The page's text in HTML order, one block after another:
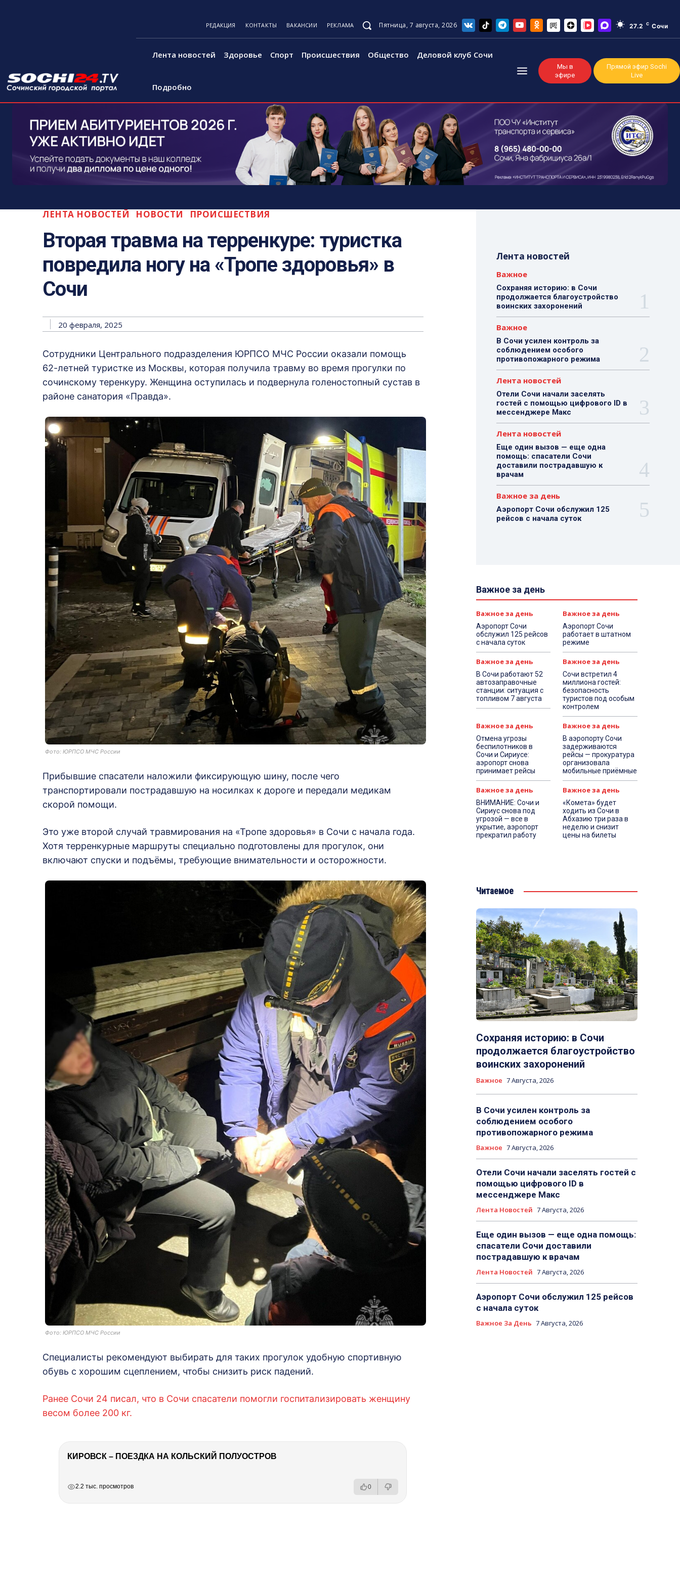
РЕДАКЦИЯ КОНТАКТЫ ВАКАНСИИ РЕКЛАМА Пятница, 7 августа, 2026 27.2 C Сочи
Лента новостей Здоровье Спорт Происшествия Общество Деловой клуб Сочи
Подробно
Мы в
эфире
Прямой эфир Sochi
Live
ЛЕНТА НОВОСТЕЙ НОВОСТИ ПРОИСШЕСТВИЯ
Вторая травма на терренкуре: туристка
повредила ногу на «Тропе здоровья» в
Сочи
20 февраля, 2025
Сотрудники Центрального подразделения ЮРПСО МЧС России оказали помощь
62-летней туристке из Москвы, которая получила травму во время прогулки по
сочинскому теренкуру. Женщина оступилась и подвернула голеностопный сустав в
районе санатория «Правда».
Фото: ЮРПСО МЧС России
Прибывшие спасатели наложили фиксирующую шину, после чего
транспортировали пострадавшую на носилках к дороге и передали медикам
скорой помощи.
Это уже второй случай травмирования на «Тропе здоровья» в Сочи с начала года.
Хотя терренкурные маршруты специально подготовлены для прогулок, они
включают спуски и подъёмы, требующие внимательности и осторожности.
Фото: ЮРПСО МЧС России
Специалисты рекомендуют выбирать для таких прогулок удобную спортивную
обувь с хорошим сцеплением, чтобы снизить риск падений.
Ранее Сочи 24 писал, что в Сочи спасатели помогли госпитализировать женщину
весом более 200 кг.
КИРОВСК – ПОЕЗДКА НА КОЛЬСКИЙ ПОЛУОСТРОВ
2.2 тыс. просмотров 0
Лента новостей
Важное
Сохраняя историю: в Сочи
продолжается благоустройство
воинских захоронений
Важное
В Сочи усилен контроль за
соблюдением особого
противопожарного режима
Лента новостей
Отели Сочи начали заселять
гостей с помощью цифрового ID в
мессенджере Макс
Лента новостей
Еще один вызов — еще одна
помощь: спасатели Сочи
доставили пострадавшую к
врачам
Важное за день
Аэропорт Сочи обслужил 125
рейсов с начала суток
Важное за день
Важное за день
Аэропорт Сочи
обслужил 125 рейсов
с начала суток
Важное за день
Аэропорт Сочи
работает в штатном
режиме
Важное за день
В Сочи работают 52
автозаправочные
станции: ситуация с
топливом 7 августа
Важное за день
Сочи встретил 4
миллиона гостей:
безопасность
туристов под особым
контролем
Важное за день
Отмена угрозы
беспилотников в
Сочи и Сириусе:
аэропорт снова
принимает рейсы
Важное за день
В аэропорту Сочи
задерживаются
рейсы — прокуратура
организовала
мобильные приёмные
Важное за день
ВНИМАНИЕ: Сочи и
Сириус снова под
угрозой — все в
укрытие, аэропорт
прекратил работу
Важное за день
«Комета» будет
ходить из Сочи в
Абхазию три раза в
неделю и снизит
цены на билеты
Читаемое
Сохраняя историю: в Сочи
продолжается благоустройство
воинских захоронений
Важное 7 Августа, 2026
В Сочи усилен контроль за
соблюдением особого
противопожарного режима
Важное 7 Августа, 2026
Отели Сочи начали заселять гостей с
помощью цифрового ID в
мессенджере Макс
Лента Новостей 7 Августа, 2026
Еще один вызов — еще одна помощь:
спасатели Сочи доставили
пострадавшую к врачам
Лента Новостей 7 Августа, 2026
Аэропорт Сочи обслужил 125 рейсов
с начала суток
Важное За День 7 Августа, 2026